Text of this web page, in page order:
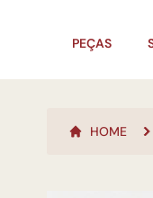
PEÇAS
HOME